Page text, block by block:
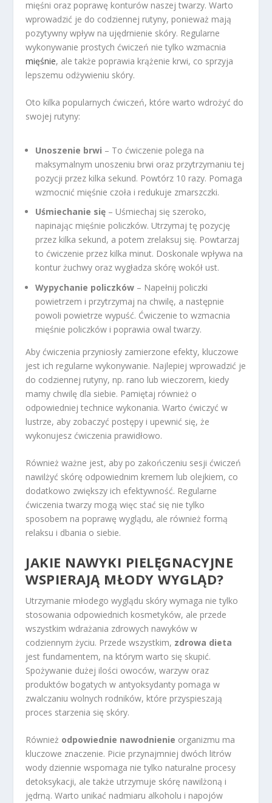
mięśni oraz poprawę konturów naszej twarzy. Warto
wprowadzić je do codziennej rutyny, ponieważ mają
pozytywny wpływ na ujędrnienie skóry. Regularne
wykonywanie prostych ćwiczeń nie tylko wzmacnia
mięśnie, ale także poprawia krążenie krwi, co sprzyja
lepszemu odżywieniu skóry.
Oto kilka popularnych ćwiczeń, które warto wdrożyć do
swojej rutyny:
Unoszenie brwi – To ćwiczenie polega na
maksymalnym unoszeniu brwi oraz przytrzymaniu tej
pozycji przez kilka sekund. Powtórz 10 razy. Pomaga
wzmocnić mięśnie czoła i redukuje zmarszczki.
Uśmiechanie się – Uśmiechaj się szeroko,
napinając mięśnie policzków. Utrzymaj tę pozycję
przez kilka sekund, a potem zrelaksuj się. Powtarzaj
to ćwiczenie przez kilka minut. Doskonale wpływa na
kontur żuchwy oraz wygładza skórę wokół ust.
Wypychanie policzków – Napełnij policzki
powietrzem i przytrzymaj na chwilę, a następnie
powoli powietrze wypuść. Ćwiczenie to wzmacnia
mięśnie policzków i poprawia owal twarzy.
Aby ćwiczenia przyniosły zamierzone efekty, kluczowe
jest ich regularne wykonywanie. Najlepiej wprowadzić je
do codziennej rutyny, np. rano lub wieczorem, kiedy
mamy chwilę dla siebie. Pamiętaj również o
odpowiedniej technice wykonania. Warto ćwiczyć w
lustrze, aby zobaczyć postępy i upewnić się, że
wykonujesz ćwiczenia prawidłowo.
Również ważne jest, aby po zakończeniu sesji ćwiczeń
nawilżyć skórę odpowiednim kremem lub olejkiem, co
dodatkowo zwiększy ich efektywność. Regularne
ćwiczenia twarzy mogą więc stać się nie tylko
sposobem na poprawę wyglądu, ale również formą
relaksu i dbania o siebie.
JAKIE NAWYKI PIELĘGNACYJNE
WSPIERAJĄ MŁODY WYGLĄD?
Utrzymanie młodego wyglądu skóry wymaga nie tylko
stosowania odpowiednich kosmetyków, ale przede
wszystkim wdrażania zdrowych nawyków w
codziennym życiu. Przede wszystkim, zdrowa dieta
jest fundamentem, na którym warto się skupić.
Spożywanie dużej ilości owoców, warzyw oraz
produktów bogatych w antyoksydanty pomaga w
zwalczaniu wolnych rodników, które przyspieszają
proces starzenia się skóry.
Również odpowiednie nawodnienie organizmu ma
kluczowe znaczenie. Picie przynajmniej dwóch litrów
wody dziennie wspomaga nie tylko naturalne procesy
detoksykacji, ale także utrzymuje skórę nawilżoną i
jędrną. Warto unikać nadmiaru alkoholu i napojów